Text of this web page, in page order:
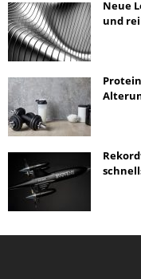
Neue
und